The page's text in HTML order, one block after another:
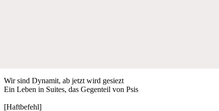
Wir sind Dynamit, ab jetzt wird gesiezt
Ein Leben in Suites, das Gegenteil von Psis
[Haftbefehl]